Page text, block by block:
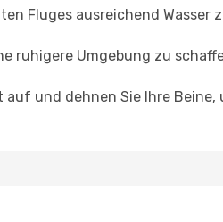
Fluges ausreichend Wasser
ruhigere Umgebung zu
auf und dehnen Sie Ihre